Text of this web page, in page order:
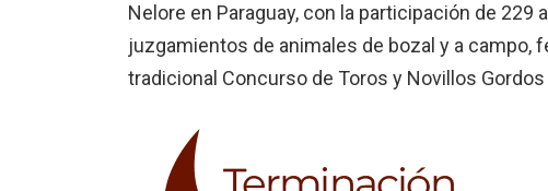
Nelore en Paraguay, con la participación de 229
juzgamientos de animales de bozal y a campo,
tradicional Concurso de Toros y Novillos Gordos